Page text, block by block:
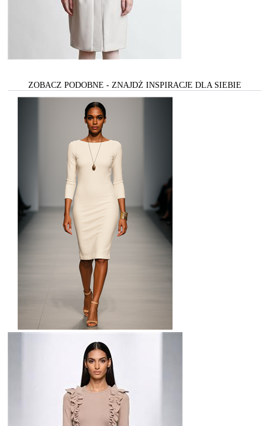
ZOBACZ PODOBNE - ZNAJDŻ INSPIRACJE DLA SIEBIE